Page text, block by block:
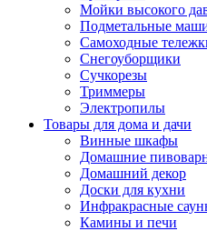
Мойки высокого
Подметальные
Самоходные
Снегоуборщики
Сучкорезы
Триммеры
Электропилы
Товары для дома и дачи
Винные шкафы
Домашние
Домашний декор
Доски для кухни
Инфракрасные
Камины и печи